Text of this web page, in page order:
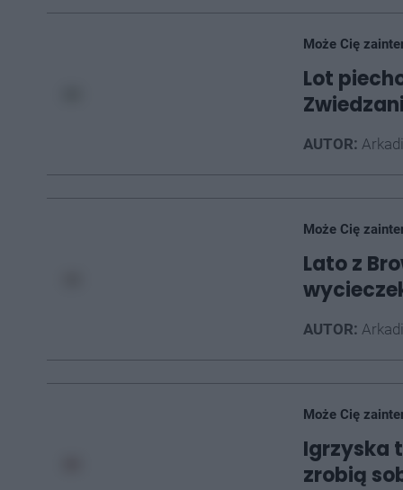
Może Cię
Lot
AUTOR:
Może Cię
Lato z
AUTOR:
Może Cię
Igrzyska
zrobią